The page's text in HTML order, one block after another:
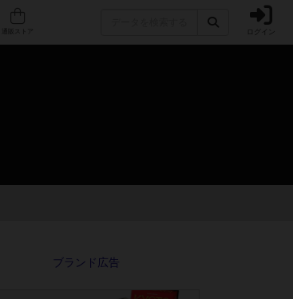
人気ボードゲーム ログイン